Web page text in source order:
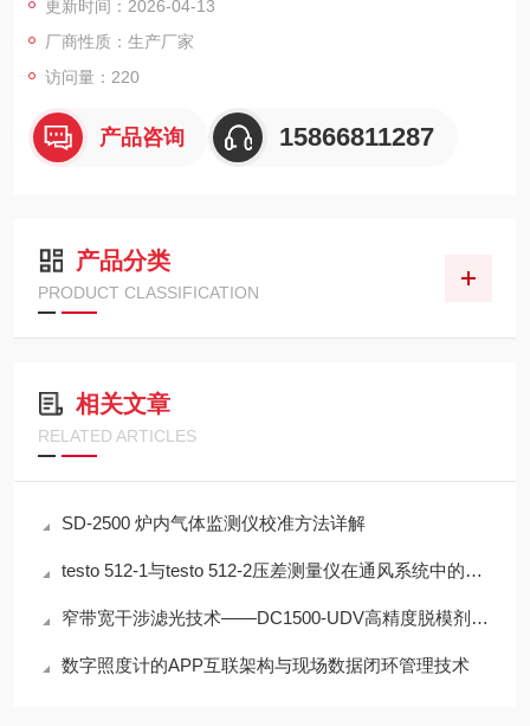
更新时间：2026-04-13
厂商性质：生产厂家
访问量：220
产品咨询 15866811287
产品分类
PRODUCT CLASSIFICATION
相关文章
RELATED ARTICLES
SD-2500 炉内气体监测仪校准方法详解
testo 512-1与testo 512-2压差测量仪在通风系统中的应用技术分析
窄带宽干涉滤光技术——DC1500-UDV高精度脱模剂浓度检测的光学核心
数字照度计的APP互联架构与现场数据闭环管理技术